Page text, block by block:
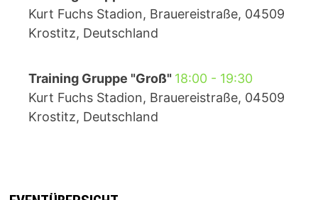
Kurt Fuchs Stadion, Brauereistraße, 04509
Krostitz, Deutschland
Training Gruppe "Groß" 18:00- 19:30
Kurt Fuchs Stadion, Brauereistraße, 04509
Krostitz, Deutschland